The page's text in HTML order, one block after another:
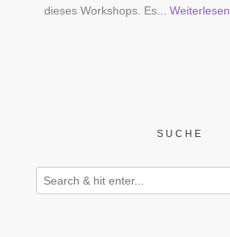
dieses Workshops. Es ... Weiterlesen
SUCHE